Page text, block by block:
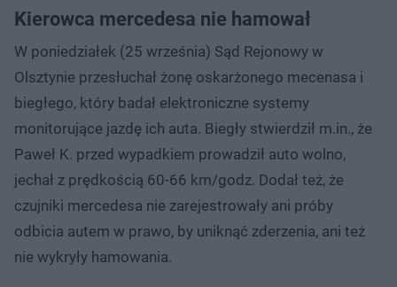
Kierowca mercedesa nie hamował
W poniedziałek (25 września) Sąd Rejonowy w
Olsztynie przesłuchał żonę oskarżonego mecenasa i
biegłego, który badał elektroniczne systemy
monitorujące jazdę ich auta. Biegły stwierdził m.in., że
Paweł K. przed wypadkiem prowadził auto wolno,
jechał z prędkością 60-66 km/godz. Dodał też, że
czujniki mercedesa nie zarejestrowały ani próby
odbicia autem w prawo, by uniknąć zderzenia, ani też
nie wykryły hamowania.